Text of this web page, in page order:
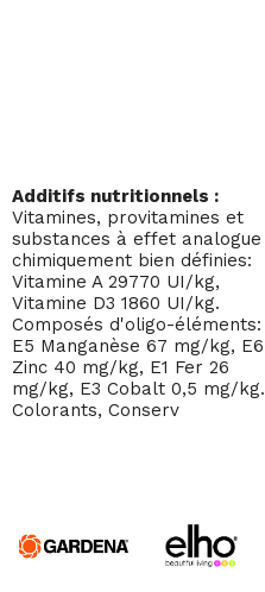
Additifs nutritionnels :
Vitamines, provitamines et
substances à effet analogue
chimiquement bien définies:
Vitamine A 29770 UI/kg,
Vitamine D3 1860 UI/kg.
Composés d'oligo-éléments:
E5 Manganèse 67 mg/kg, E6
Zinc 40 mg/kg, E1 Fer 26
mg/kg, E3 Cobalt 0,5 mg/kg.
Colorants, Conserv